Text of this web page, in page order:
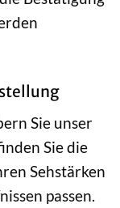
Sie unser
Sie die
Sehstärken
passen.